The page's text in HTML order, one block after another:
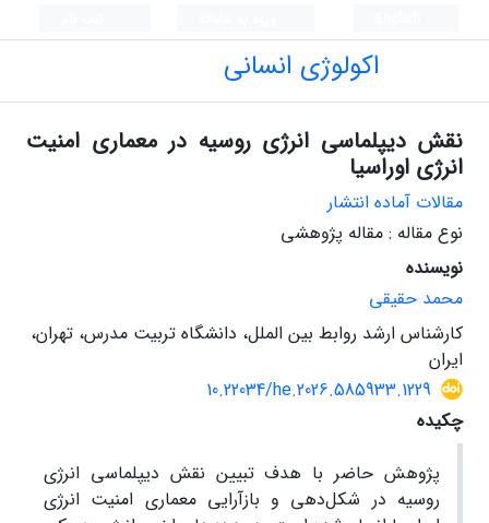
اکولوژی انسانی
نقش دیپلماسی انرژی روسیه در معماری امنیت
انرژی اوراسیا
مقالات آماده انتشار
نوع مقاله : مقاله پژوهشی
نویسنده
محمد حقیقی
کارشناس ارشد روابط بین الملل، دانشگاه تربیت مدرس، تهران،
ایران
10.22034/he.2026.585933.1229
چکیده
پژوهش حاضر با هدف تبیین نقش دیپلماسی انرژی
روسیه در شکل‌دهی و بازآرایی معماری امنیت انرژی